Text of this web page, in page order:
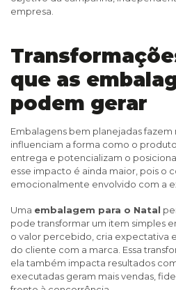
empresa.
que as
podem gerar
Embalagens bem planejadas
influenciam a forma como o
entrega e potencializam o
esse impacto é ainda maior, pois o
emocionalmente envolvido com a
Uma embalagem para o Natal
pode transformar um item simples
o valor percebido, cria expectativa
do cliente com a marca. Essa
ela também impacta resultados
executadas geram mais vendas,